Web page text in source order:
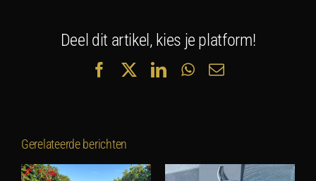
Deel dit artikel, kies je platform!
FacebookLinkedInWhatsApp
E-
Gerelateerde berichten